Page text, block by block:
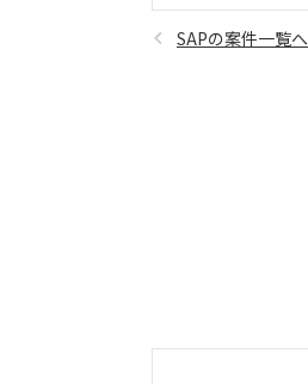
SAPの案件一覧へ